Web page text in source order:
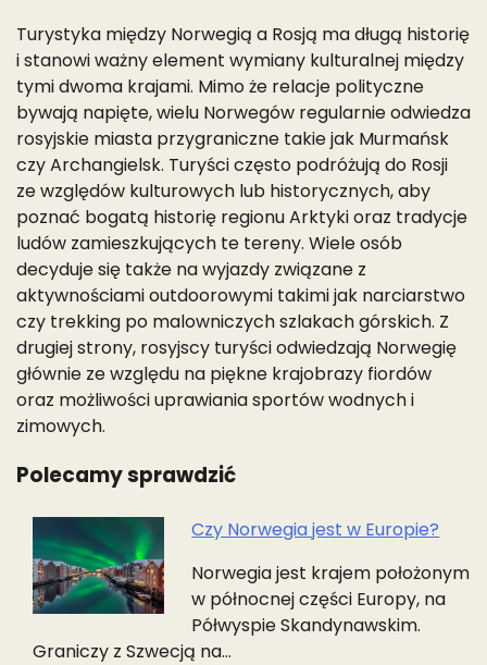
Turystyka między Norwegią a Rosją ma długą historię
i stanowi ważny element wymiany kulturalnej między
tymi dwoma krajami. Mimo że relacje polityczne
bywają napięte, wielu Norwegów regularnie odwiedza
rosyjskie miasta przygraniczne takie jak Murmańsk
czy Archangielsk. Turyści często podróżują do Rosji
ze względów kulturowych lub historycznych, aby
poznać bogatą historię regionu Arktyki oraz tradycje
ludów zamieszkujących te tereny. Wiele osób
decyduje się także na wyjazdy związane z
aktywnościami outdoorowymi takimi jak narciarstwo
czy trekking po malowniczych szlakach górskich. Z
drugiej strony, rosyjscy turyści odwiedzają Norwegię
głównie ze względu na piękne krajobrazy fiordów
oraz możliwości uprawiania sportów wodnych i
zimowych.
Polecamy sprawdzić
Czy Norwegia jest w Europie?
Norwegia jest krajem położonym
w północnej części Europy, na
Półwyspie Skandynawskim.
Graniczy z Szwecją na…
Nawigacja
wpisu